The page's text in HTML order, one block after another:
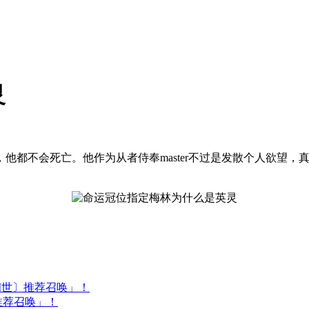
都不会死亡。他作为从者侍奉master不过是发散个人欲望，
〕推荐召唤」！
召唤」！